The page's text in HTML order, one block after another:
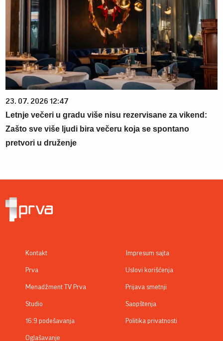
23. 07. 2026 12:47
Letnje večeri u gradu više nisu rezervisane za vikend:
Zašto sve više ljudi bira večeru koja se spontano
pretvori u druženje
Kontakt
Prva
Menadžment TV Prva
Studio
16:9 podešavanja
Oglašavanje
Impresum sajta
Uslovi korišćenja
Prijava smetnji
Saopštenja
Politika privatnosti